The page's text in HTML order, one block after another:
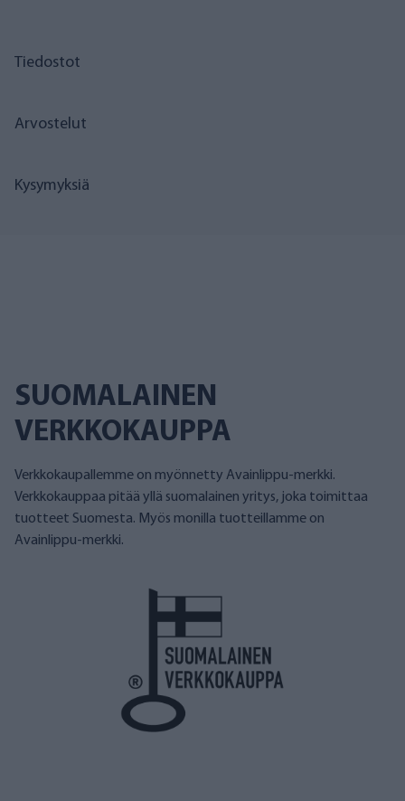
Tiedostot
Arvostelut
Kysymyksiä
SUOMALAINEN
VERKKOKAUPPA
Verkkokaupallemme on myönnetty Avainlippu-merkki.
Verkkokauppaa pitää yllä suomalainen yritys, joka toimittaa
tuotteet Suomesta. Myös monilla tuotteillamme on
Avainlippu-merkki.